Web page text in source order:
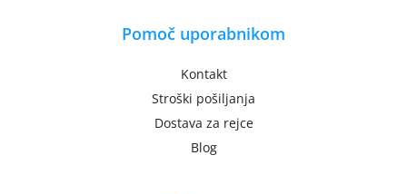
Pomoč uporabnikom
Kontakt
Stroški pošiljanja
Dostava za rejce
Blog